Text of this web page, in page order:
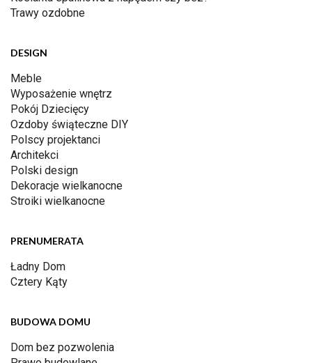
Trawy ozdobne
DESIGN
Meble
Wyposażenie wnętrz
Pokój Dziecięcy
Ozdoby świąteczne DIY
Polscy projektanci
Architekci
Polski design
Dekoracje wielkanocne
Stroiki wielkanocne
PRENUMERATA
Ładny Dom
Cztery Kąty
BUDOWA DOMU
Dom bez pozwolenia